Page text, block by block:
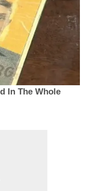
In The Whole